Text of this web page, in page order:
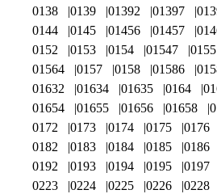
0138
0139 01392 01397
0144
0145 01456 01457
0152
0153 0154 01547 0155
01564
0157 0158 01586
01632
01634 01635 0164
01654
01655 01656 01658
0172
0173 0174 0175 0176
0182
0183 0184 0185 0186
0192
0193 0194 0195 0197
0223
0224 0225 0226 0228